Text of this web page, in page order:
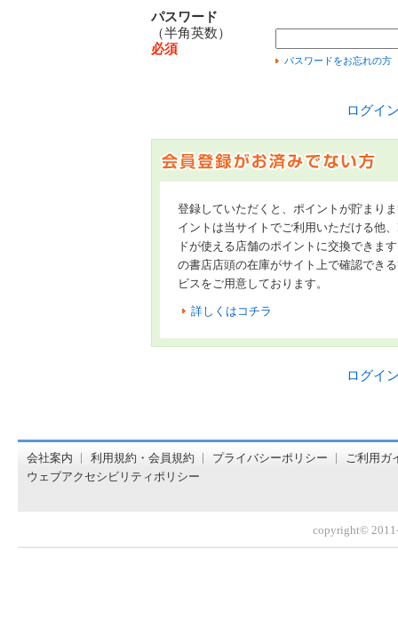
パスワード
（半角英数）
必須
パスワードをお忘れの方
ログイ
登録していただくと、ポイントが貯まり
イントは当サイトでご利用いただける他
ドが使える店舗のポイントに交換できま
の書店店頭の在庫がサイト上で確認でき
ビスをご用意しております。
詳しくはコチラ
ログイ
会社案内 利用規約・会員規約 プライバシーポリシー
ご利用ガ
ウェブアクセシビリティポリシー
copyright©